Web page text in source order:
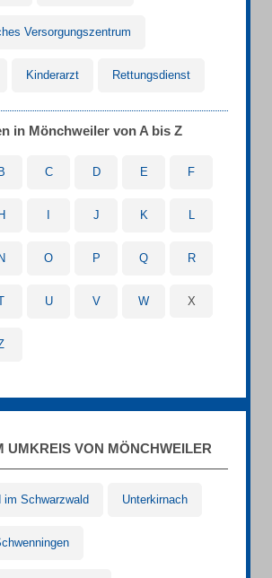
Versorgungszentrum
Kinderarzt Rettungsdienst
in Mönchweiler von A bis Z
B C D E F
H J K L
N O P Q R
U V W X
UMKREIS VON MÖNCHWEILER
im Schwarzwald Unterkirnach